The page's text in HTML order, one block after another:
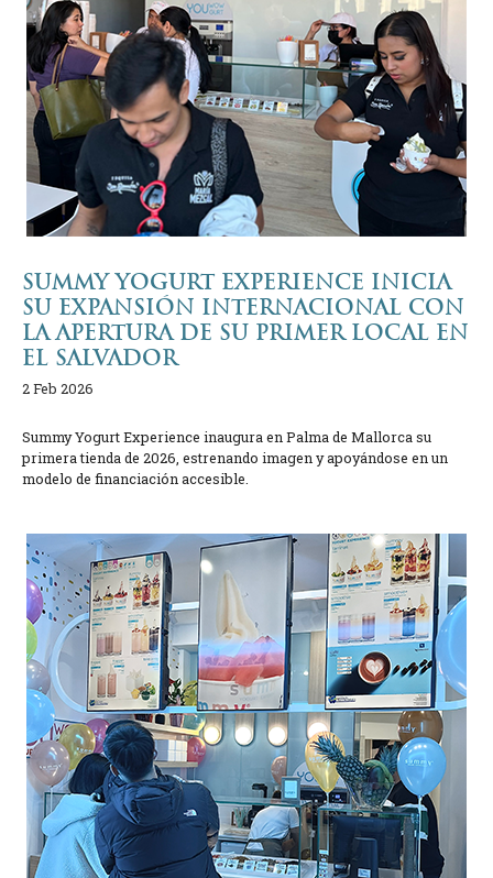
SUMMY YOGURT EXPERIENCE INICIA
SU EXPANSIÓN INTERNACIONAL CON
LA APERTURA DE SU PRIMER LOCAL EN
EL SALVADOR
2 Feb 2026
Summy Yogurt Experience inaugura en Palma de Mallorca su
primera tienda de 2026, estrenando imagen y apoyándose en un
modelo de financiación accesible.